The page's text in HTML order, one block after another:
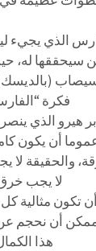
الذي
سيحققها له،
سيصاب
فكرة
هيرو الذي
أن يكون
والحقيقة
لا يجب
تكون مثالية
أن نحجم عن
هذا